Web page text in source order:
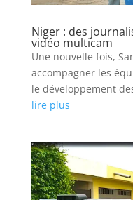
Niger : des
vidéo multicam
Une nouvelle fois,
accompagner les
le développement
lire plus